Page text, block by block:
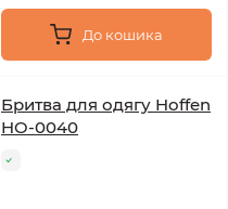
До кошика
Бритва для одягу Hoffen
HO-0040